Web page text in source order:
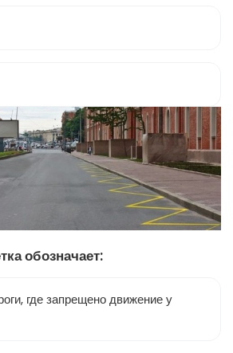
обозначает:
где запрещено движение у